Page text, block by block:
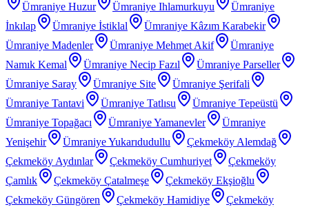
Ümraniye Huzur
Ümraniye Ihlamurkuyu
Ümraniye
İnkılap
Ümraniye İstiklal
Ümraniye Kâzım Karabekir
Ümraniye Madenler
Ümraniye Mehmet Akif
Ümraniye
Namık Kemal
Ümraniye Necip Fazıl
Ümraniye Parseller
Ümraniye Saray
Ümraniye Site
Ümraniye Şerifali
Ümraniye Tantavi
Ümraniye Tatlısu
Ümraniye Tepeüstü
Ümraniye Topağacı
Ümraniye Yamanevler
Ümraniye
Yenişehir
Ümraniye Yukarıdudullu
Çekmeköy Alemdağ
Çekmeköy Aydınlar
Çekmeköy Cumhuriyet
Çekmeköy
Çamlık
Çekmeköy Çatalmeşe
Çekmeköy Ekşioğlu
Çekmeköy Güngören
Çekmeköy Hamidiye
Çekmeköy